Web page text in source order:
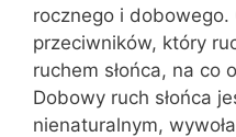
rocznego i dobowego.
przeciwników, który
ruchem słońca, na co
Dobowy ruch słońca
nienaturalnym,